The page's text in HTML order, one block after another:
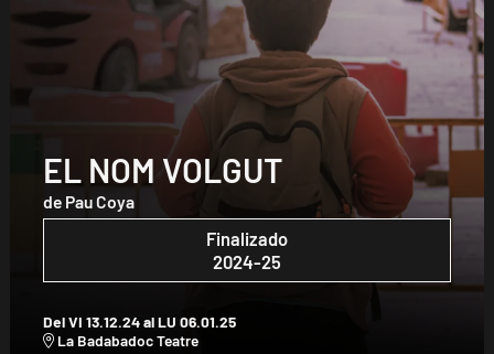
EL NOM VOLGUT
de Pau Coya
Finalizado
2024-25
Del VI 13.12.24al LU 06.01.25
La Badabadoc Teatre